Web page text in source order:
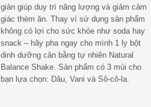
giản giúp duy trì năng lượng và giảm cảm
giác thèm ăn. Thay vì sử dụng sản phẩm
không có lợi cho sức khỏe như soda hay
snack – hãy pha ngay cho mình 1 ly bột
dinh dưỡng cân bằng tự nhiên Natural
Balance Shake. Sản phẩm có 3 mùi cho
bạn lựa chọn: Dâu, Vani và Sô-cô-la.